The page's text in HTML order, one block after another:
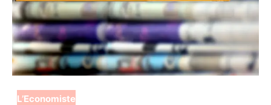
L’Economiste